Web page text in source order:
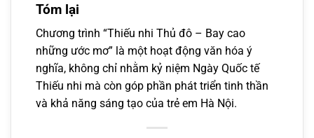
Tóm lại
Chương trình “Thiếu nhi Thủ đô – Bay cao
những ước mơ” là một hoạt động văn hóa ý
nghĩa, không chỉ nhằm kỷ niệm Ngày Quốc tế
Thiếu nhi mà còn góp phần phát triển tinh thần
và khả năng sáng tạo của trẻ em Hà Nội.